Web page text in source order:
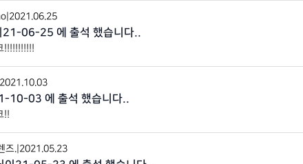
|2021.06.25
21-06-25 에 출석 했습니다..
!!!!!!!!!!!
2021.10.03
10-03 에 출석 했습니다..
!!
즈. |2021.05.23